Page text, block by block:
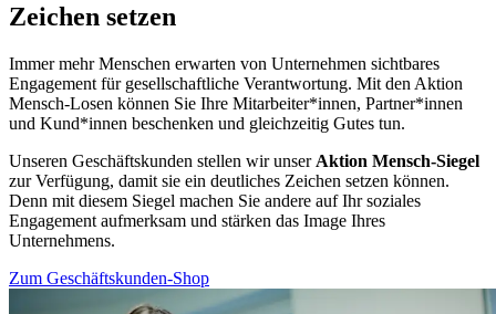
Zeichen setzen
Immer mehr Menschen erwarten von Unternehmen sichtbares
Engagement für gesellschaftliche Verantwortung. Mit den Aktion
Mensch-Losen können Sie Ihre Mitarbeiter*innen, Partner*innen
und Kund*innen beschenken und gleichzeitig Gutes tun.
Unseren Geschäftskunden stellen wir unser Aktion Mensch-Siegel
zur Verfügung, damit sie ein deutliches Zeichen setzen können.
Denn mit diesem Siegel machen Sie andere auf Ihr soziales
Engagement aufmerksam und stärken das Image Ihres
Unternehmens.
Zum Geschäftskunden-Shop